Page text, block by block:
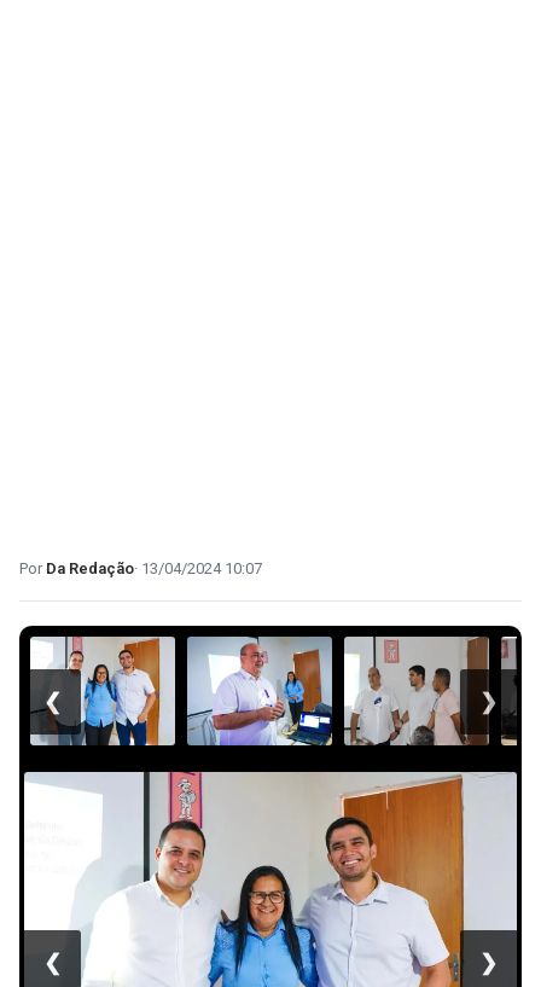
Da Redação 13/04/2024 10:07
❮ ❯
❮ ❯